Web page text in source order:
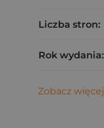
Liczba stron:
Rok wydania:
Zobacz więcej